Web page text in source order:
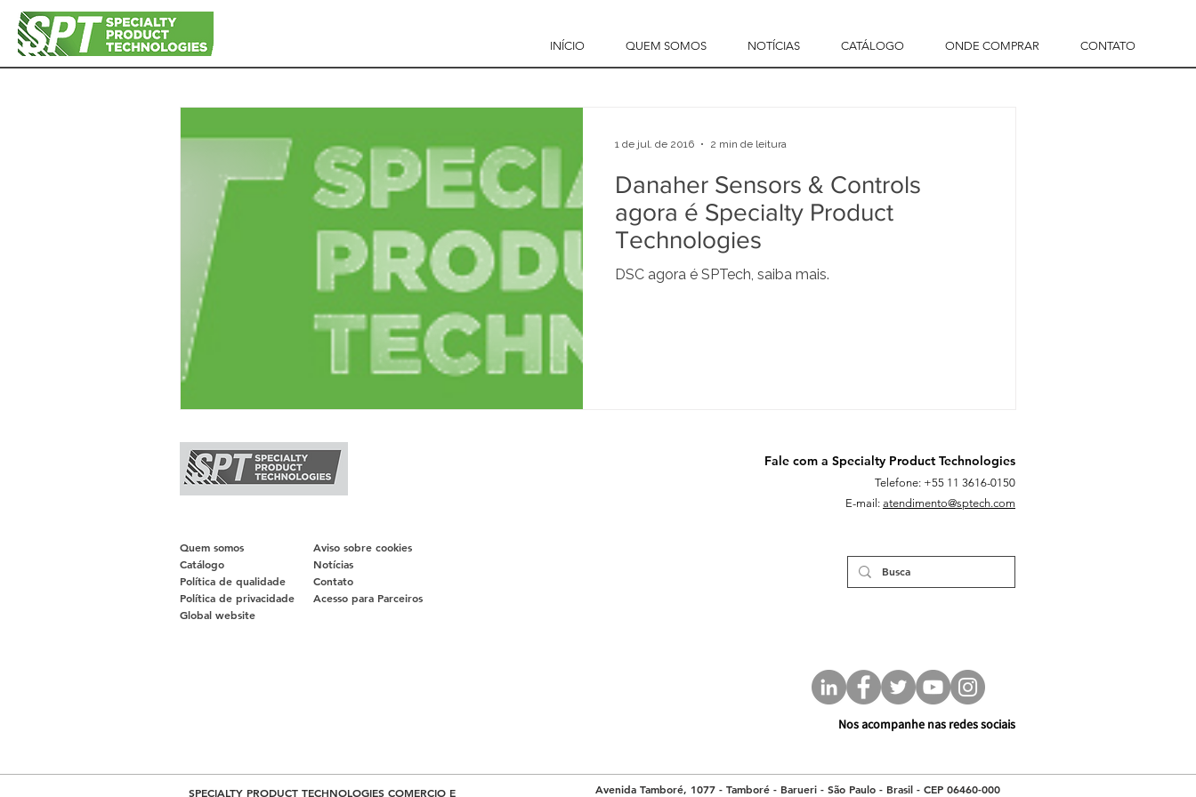
INÍCIO QUEM SOMOS NOTÍCIAS CATÁLOGO ONDE COMPRAR CONTATO
Danaher Sensors & Controls
agora é Specialty Product
Technologies
DSC agora é SPTech, saiba mais.
1 de jul. de 2016 2 min de leitura
Quem somos
Catálogo
Política de qualidade
Política de privacidade
Global website
Aviso sobre cookies
Notícias
Contato
Acesso para Parceiros
Fale com a Specialty Product Technologies
Telefone: +55 11 3616-0150
E-mail: atendimento@sptech.com
Nos acompanhe nas redes sociais
SPECIALTY PRODUCT TECHNOLOGIES COMERCIO E Avenida Tamboré, 1077 - Tamboré - Barueri - São Paulo - Brasil - CEP 06460-000